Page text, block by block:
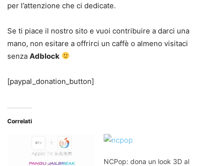
per l’attenzione che ci dedicate.
Se ti piace il nostro sito e vuoi contribuire a darci una
mano, non esitare a offrirci un caffè o almeno visitaci
senza Adblock
[paypal_donation_button]
Correlati
NCPop: dona un look 3D al